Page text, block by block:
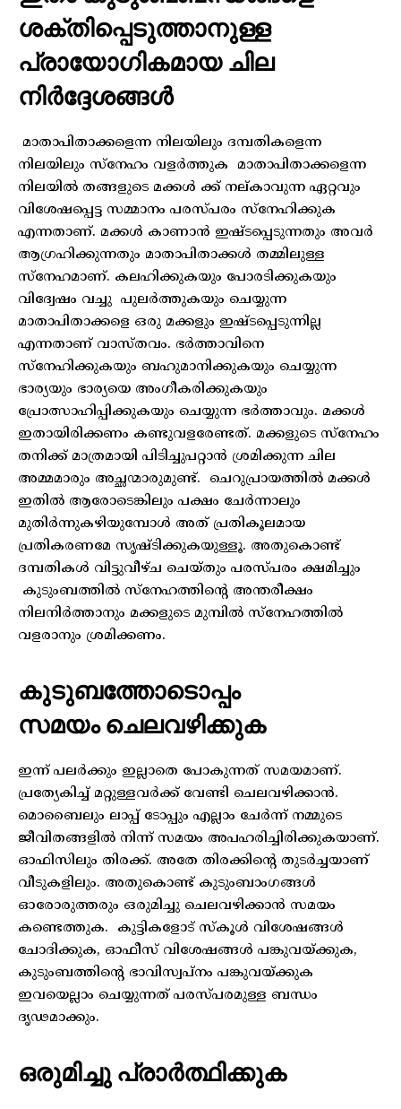
ശക്തിപ്പെടുത്താനുള്ള
പ്രായോഗികമായ ചില
നിർദ്ദേശങ്ങൾ
മാതാപിതാക്കളെന്ന നിലയിലും ദമ്പതികളെന്ന
നിലയിലും സ്നേഹം വളർത്തുക മാതാപിതാക്കളെന്ന
നിലയിൽ തങ്ങളുടെ മക്കൾ ക്ക് നല്കാവുന്ന ഏറ്റവും
വിശേഷപ്പെട്ട സമ്മാനം പരസ്പരം സ്നേഹിക്കുക
എന്നതാണ്. മക്കൾ കാണാൻ ഇഷ്ടപ്പെടുന്നതും അവർ
ആഗ്രഹിക്കുന്നതും മാതാപിതാക്കൾ തമ്മിലുള്ള
സ്നേഹമാണ്. കലഹിക്കുകയും പോരടിക്കുകയും
വിദ്വേഷം വച്ചു പുലർത്തുകയും ചെയ്യുന്ന
മാതാപിതാക്കളെ ഒരു മക്കളും ഇഷ്ടപ്പെടുന്നില്ല
എന്നതാണ് വാസ്തവം. ഭർത്താവിനെ
സ്നേഹിക്കുകയും ബഹുമാനിക്കുകയും ചെയ്യുന്ന
ഭാര്യയും ഭാര്യയെ അംഗീകരിക്കുകയും
പ്രോത്സാഹിപ്പിക്കുകയും ചെയ്യുന്ന ഭർത്താവും. മക്കൾ
ഇതായിരിക്കണം കണ്ടുവളരേണ്ടത്. മക്കളുടെ സ്നേഹം
തനിക്ക് മാത്രമായി പിടിച്ചുപറ്റാൻ ശ്രമിക്കുന്ന ചില
അമ്മമാരും അച്ഛന്മാരുമുണ്ട്. ചെറുപ്രായത്തിൽ മക്കൾ
ഇതിൽ ആരോടെങ്കിലും പക്ഷം ചേർന്നാലും
മുതിർന്നുകഴിയുമ്പോൾ അത് പ്രതികൂലമായ
പ്രതികരണമേ സൃഷ്ടിക്കുകയുള്ളൂ. അതുകൊണ്ട്
ദമ്പതികൾ വിട്ടുവീഴ്ച ചെയ്തും പരസ്പരം ക്ഷമിച്ചും
കുടുംബത്തിൽ സ്നേഹത്തിന്റെ അന്തരീക്ഷം
നിലനിർത്താനും മക്കളുടെ മുമ്പിൽ സ്നേഹത്തിൽ
വളരാനും ശ്രമിക്കണം.
കുടുബത്തോടൊപ്പം
സമയം ചെലവഴിക്കുക
ഇന്ന് പലർക്കും ഇല്ലാതെ പോകുന്നത് സമയമാണ്.
പ്രത്യേകിച്ച് മറ്റുള്ളവർക്ക് വേണ്ടി ചെലവഴിക്കാൻ.
മൊബൈലും ലാപ്പ് ടോപ്പും എല്ലാം ചേർന്ന് നമ്മുടെ
ജീവിതങ്ങളിൽ നിന്ന് സമയം അപഹരിച്ചിരിക്കുകയാണ്.
ഓഫിസിലും തിരക്ക്. അതേ തിരക്കിന്റെ തുടർച്ചയാണ്
വീടുകളിലും. അതുകൊണ്ട് കുടുംബാംഗങ്ങൾ
ഓരോരുത്തരും ഒരുമിച്ചു ചെലവഴിക്കാൻ സമയം
കണ്ടെത്തുക. കുട്ടികളോട് സ്‌കൂൾ വിശേഷങ്ങൾ
ചോദിക്കുക, ഓഫീസ് വിശേഷങ്ങൾ പങ്കുവയ്ക്കുക,
കുടുംബത്തിന്റെ ഭാവിസ്വപ്നം പങ്കുവയ്ക്കുക
ഇവയെല്ലാം ചെയ്യുന്നത് പരസ്പരമുള്ള ബന്ധം
ദൃഢമാക്കും.
ഒരുമിച്ചു പ്രാർത്ഥിക്കുക